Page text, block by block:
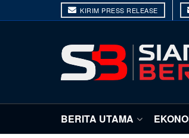
KIRIM PRESS RELEASE
BERITA UTAMA